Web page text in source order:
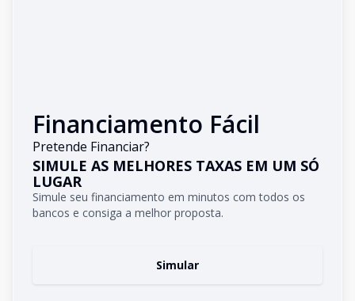
Financiamento Fácil
Pretende Financiar?
SIMULE AS MELHORES TAXAS EM UM SÓ
LUGAR
Simule seu financiamento em minutos com todos os
bancos e consiga a melhor proposta.
Simular